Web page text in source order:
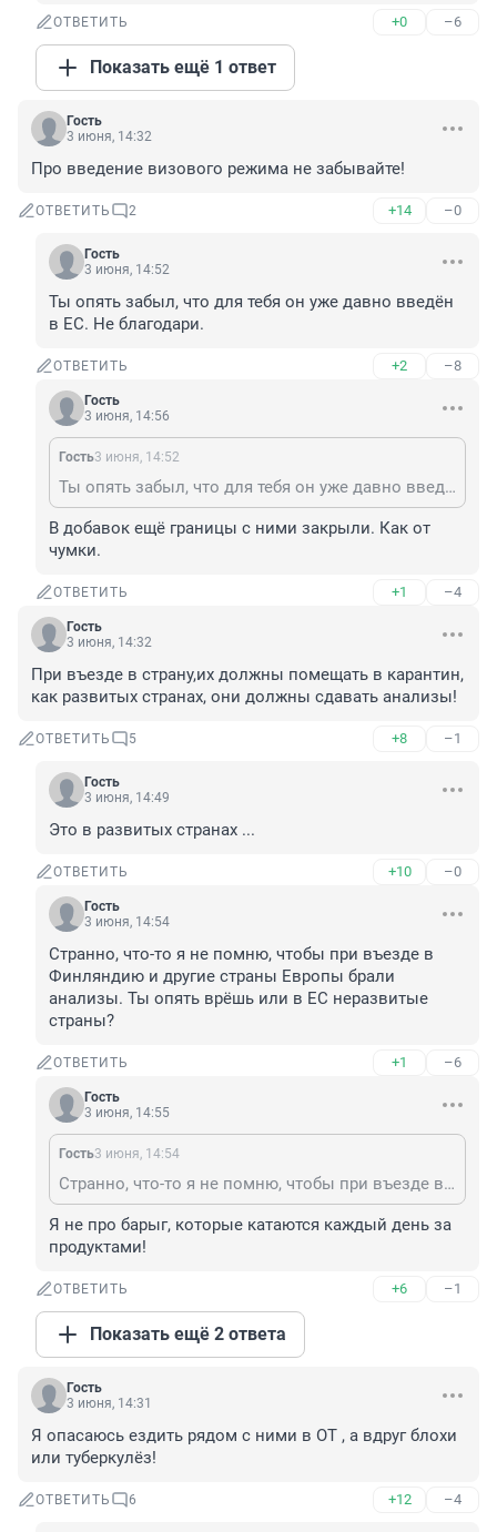
ОТВЕТИТЬ +0 –6
Показать ещё 1 ответ
Гость
3 июня, 14:32
Про введение визового режима не забывайте!
ОТВЕТИТЬ 2 +14 –0
Гость
3 июня, 14:52
Ты опять забыл, что для тебя он уже давно введён
в ЕС. Не благодари.
ОТВЕТИТЬ +2 –8
Гость
3 июня, 14:56
Гость3 июня, 14:52
Ты опять забыл, что для тебя он уже давно введён в ЕС. Не благодари.
В добавок ещё границы с ними закрыли. Как от
чумки.
ОТВЕТИТЬ +1 –4
Гость
3 июня, 14:32
При въезде в страну,их должны помещать в карантин,
как развитых странах, они должны сдавать анализы!
ОТВЕТИТЬ 5 +8 –1
Гость
3 июня, 14:49
Это в развитых странах ...
ОТВЕТИТЬ +10 –0
Гость
3 июня, 14:54
Странно, что-то я не помню, чтобы при въезде в
Финляндию и другие страны Европы брали
анализы. Ты опять врёшь или в ЕС неразвитые
страны?
ОТВЕТИТЬ +1 –6
Гость
3 июня, 14:55
Гость3 июня, 14:54
Странно, что-то я не помню, чтобы при въезде в Финляндию и другие страны Европы брали анализы. Ты опять врёшь или в ЕС неразвитые страны?
Я не про барыг, которые катаются каждый день за
продуктами!
ОТВЕТИТЬ +6 –1
Показать ещё 2 ответа
Гость
3 июня, 14:31
Я опасаюсь ездить рядом с ними в ОТ , а вдруг блохи
или туберкулёз!
ОТВЕТИТЬ 6 +12 –4